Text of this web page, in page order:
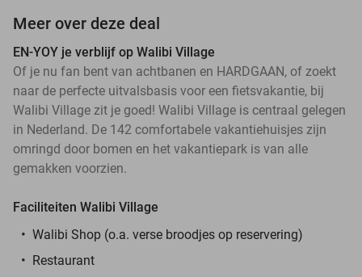
Meer over deze deal
EN-YOY je verblijf op Walibi Village
Of je nu fan bent van achtbanen en HARDGAAN, of zoekt
naar de perfecte uitvalsbasis voor een fietsvakantie, bij
Walibi Village zit je goed! Walibi Village is centraal gelegen
in Nederland. De 142 comfortabele vakantiehuisjes zijn
omringd door bomen en het vakantiepark is van alle
gemakken voorzien.
Faciliteiten Walibi Village
Walibi Shop (o.a. verse broodjes op reservering)
Restaurant